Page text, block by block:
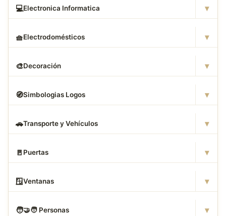
💻Electronica Informatica ▾
🧺Electrodomésticos ▾
🎨Decoración ▾
🧭Simbologias Logos ▾
🚗Transporte y Vehículos ▾
🚪 Puertas ▾
🪟Ventanas ▾
🧑‍🤝‍🧑 Personas ▾